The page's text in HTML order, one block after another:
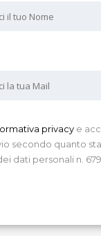
privacy e
secondo quanto
dati personali n. 679/